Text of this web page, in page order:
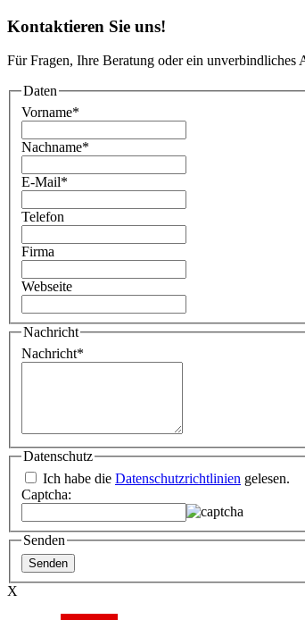
Kontaktieren Sie uns!
Für Fragen, Ihre Beratung oder ein unverbindliches
Daten
Vorname*
Nachname*
E-Mail*
Telefon
Firma
Webseite
Nachricht
Nachricht*
Datenschutz
Ich habe die Datenschutzrichtlinien gelesen.
Captcha:
Senden
X